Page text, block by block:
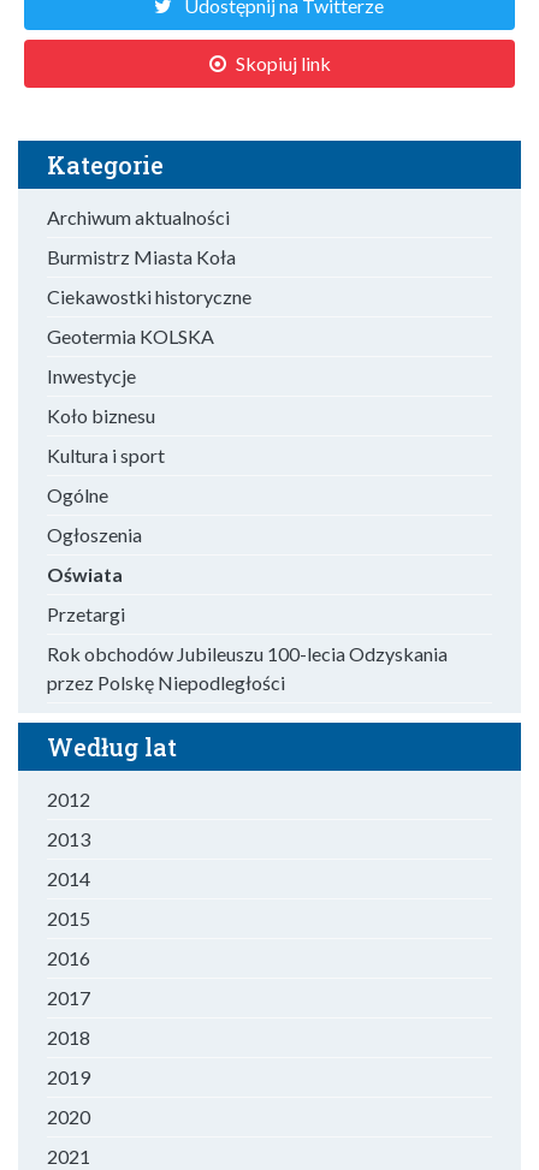
Udostępnij na Twitterze
Skopiuj link
Kategorie
Archiwum aktualności
Burmistrz Miasta Koła
Ciekawostki historyczne
Geotermia KOLSKA
Inwestycje
Koło biznesu
Kultura i sport
Ogólne
Ogłoszenia
Oświata
Przetargi
Rok obchodów Jubileuszu 100-lecia Odzyskania
przez Polskę Niepodległości
Według lat
2012
2013
2014
2015
2016
2017
2018
2019
2020
2021